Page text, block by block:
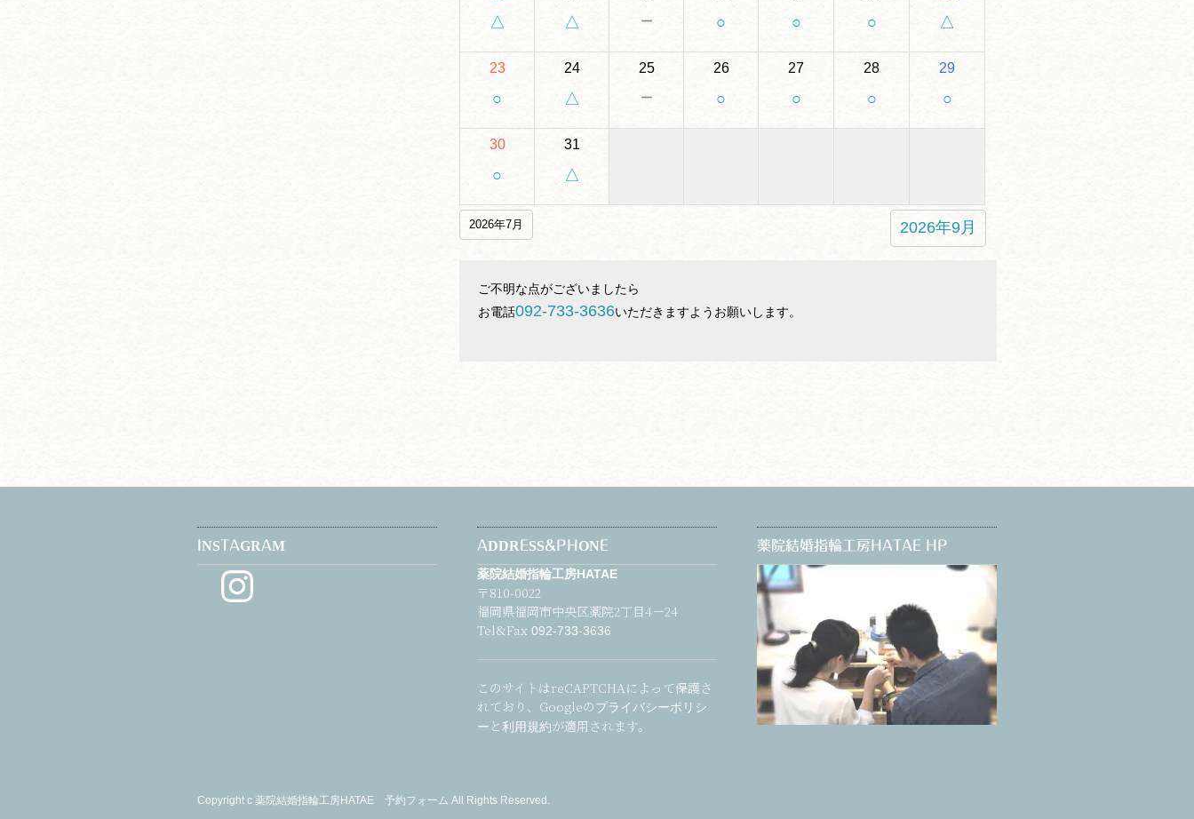
△ △ － ○ ○ ○ △
23
○
24
△
25
－
26
○
27
○
28
○
29
○
30
○
31
△
2026年7月 2026年9月
ご不明な点がございましたら
お電話092-733-3636いただきますようお願いします。
INSTAGRAM
Instagram
ADDRESS&PHONE
薬院結婚指輪工房HATAE
〒810-0022
福岡県福岡市中央区薬院2丁目4－24
Tel&Fax 092-733-3636
このサイトはreCAPTCHAによって保護さ
れており、Googleのプライバシーポリシ
ー と利用規約が適用されます。
薬院結婚指輪工房HATAE HP
Copyright c 薬院結婚指輪工房HATAE 予約フォーム All Rights Reserved.